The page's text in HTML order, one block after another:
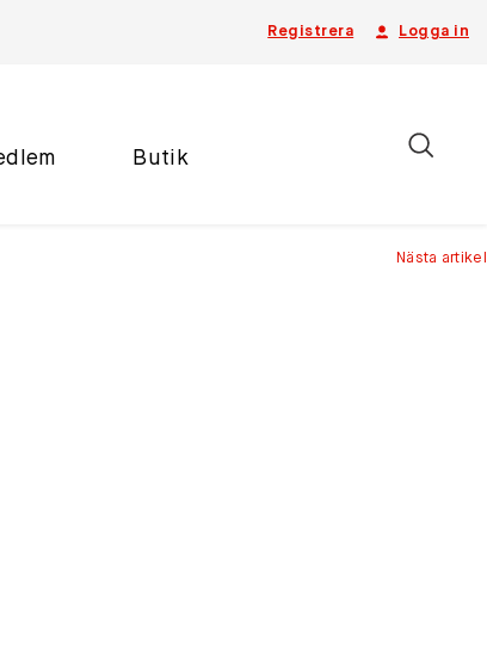
Registrera Logga in
Butik
Nästa artikel